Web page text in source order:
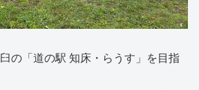
の「道の駅 知床・らうす」を目指